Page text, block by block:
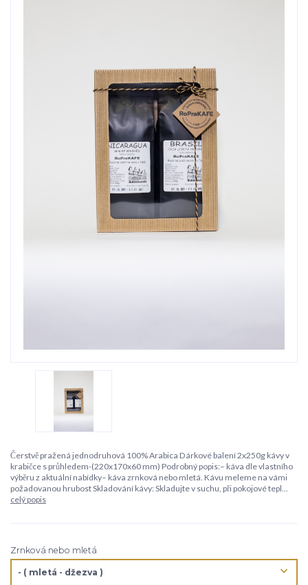
Čerstvě pražená jednodruhová 100% Arabica Dárkové balení 2x250g kávy v
krabičce s průhledem-(220x170x60 mm) Podrobný popis:– káva dle vlastního
výběru z aktuální nabídky– káva zrnková nebo mletá. Kávu meleme na vámi
požadovanou hrubost Skladování kávy: Skladujte v suchu, při pokojové tepl...
celý popis
Zrnková nebo mletá